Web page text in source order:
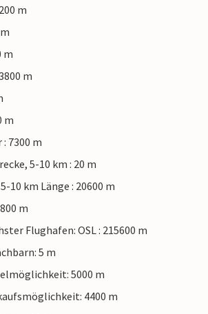
m
m
m
m
7300 m
5-10 km : 20 m
10 km Länge : 20600 m
m
Flughafen: OSL : 215600 m
5 m
5000 m
4400 m